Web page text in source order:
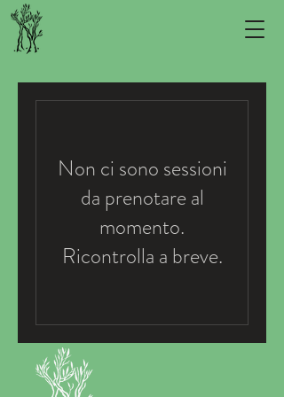
Non ci sono sessioni
da prenotare al
momento.
Ricontrolla a breve.